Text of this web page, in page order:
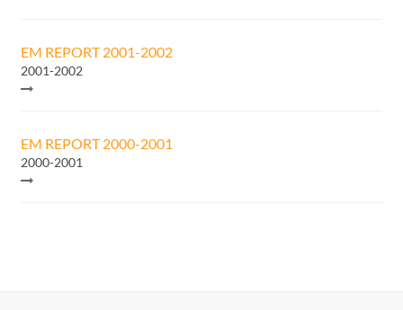
EM REPORT 2001-2002
2001-2002
EM REPORT 2000-2001
2000-2001